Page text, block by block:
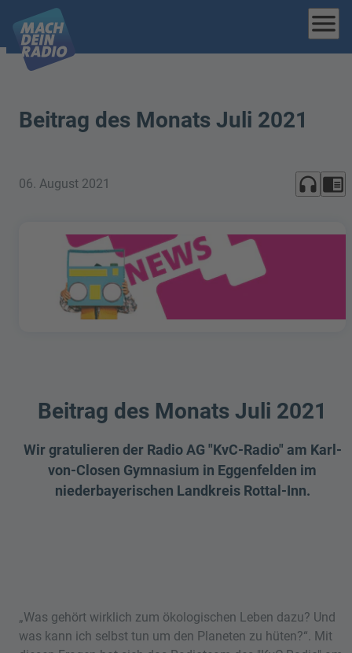
menu
Beitrag des Monats Juli 2021
06. August 2021 headphones chrome_reader_mode
Beitrag des Monats Juli 2021
Wir gratulieren der Radio AG "KvC-Radio" am Karl-
von-Closen Gymnasium in Eggenfelden im
niederbayerischen Landkreis Rottal-Inn.
„Was gehört wirklich zum ökologischen Leben dazu? Und
was kann ich selbst tun um den Planeten zu hüten?“. Mit